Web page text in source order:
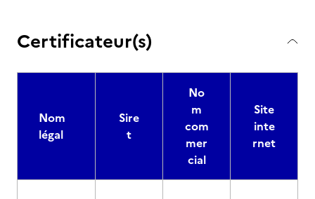
Certificateur(s)
Nom
légal
Sire
t
No
m
com
mer
cial
Site
inte
rnet